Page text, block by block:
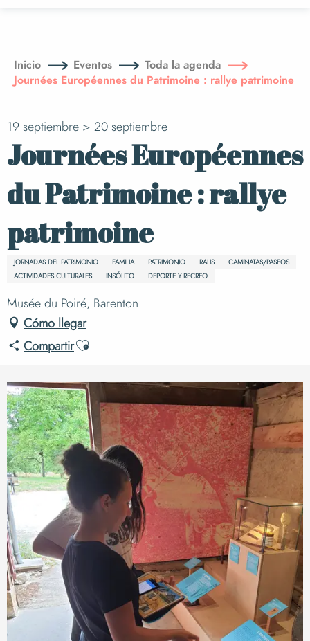
principal
Inicio Eventos
Toda la agenda
Journées Européennes du Patrimoine : rallye patrimoine
19 septiembre > 20 septiembre
Journées Européennes
du Patrimoine : rallye
patrimoine
JORNADAS DEL PATRIMONIO FAMILIA PATRIMONIO RALIS
CAMINATAS/PASEOS
ACTIVIDADES CULTURALES
INSÓLITO DEPORTE Y RECREO
Musée du Poiré, Barenton
Cómo llegar
CompartirAjouter aux favoris